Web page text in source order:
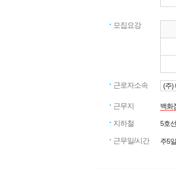
모집요강
근로자소속 (주)
근무지 백화
지하철 5호
근무일/시간 주5